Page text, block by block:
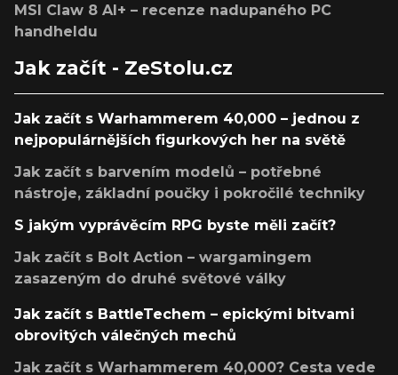
MSI Claw 8 AI+ – recenze nadupaného PC
handheldu
Jak začít - ZeStolu.cz
Jak začít s Warhammerem 40,000 – jednou z
nejpopulárnějších figurkových her na světě
Jak začít s barvením modelů – potřebné
nástroje, základní poučky i pokročilé techniky
S jakým vyprávěcím RPG byste měli začít?
Jak začít s Bolt Action – wargamingem
zasazeným do druhé světové války
Jak začít s BattleTechem – epickými bitvami
obrovitých válečných mechů
Jak začít s Warhammerem 40,000? Cesta vede